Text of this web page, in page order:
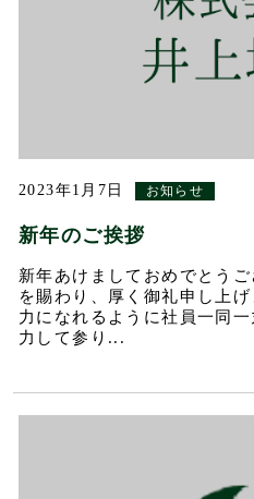
2023年1月7日 お知らせ
新年のご挨拶
新年あけましておめでとう
を賜わり、厚く御礼申し上
力になれるように社員一同
力して参り...